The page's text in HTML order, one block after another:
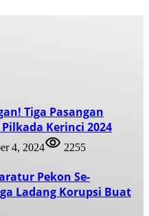
Tiga Pasangan
Kerinci 2024
4, 2024 2255
Pekon Se-
Ladang Korupsi Buat